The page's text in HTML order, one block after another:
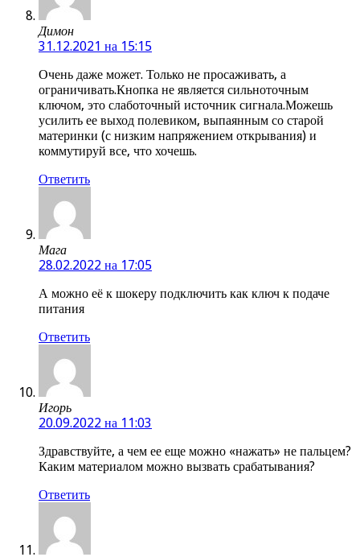
Димон
31.12.2021 на 15:15
Очень даже может. Только не просаживать, а
ограничивать.Кнопка не является сильноточным
ключом, это слаботочный источник сигнала.Можешь
усилить ее выход полевиком, выпаянным со старой
материнки (с низким напряжением открывания) и
коммутируй все, что хочешь.
Ответить
Мага
28.02.2022 на 17:05
А можно её к шокеру подключить как ключ к подаче
питания
Ответить
Игорь
20.09.2022 на 11:03
Здравствуйте, а чем ее еще можно «нажать» не пальцем?
Каким материалом можно вызвать срабатывания?
Ответить